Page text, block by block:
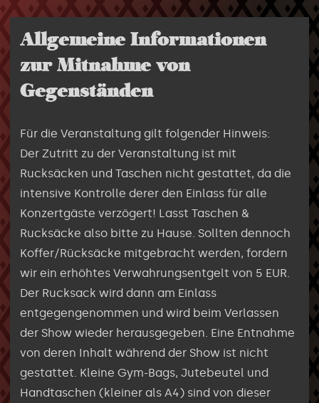
Allgemeine Informationen
zur Mitnahme von
Gegenständen
Für die Veranstaltung gilt folgender Hinweis:
Der Zutritt zu der Veranstaltung ist mit
Rucksäcken und Taschen nicht gestattet, da die
intensive Kontrolle derer den Einlass für alle
Konzertgäste verzögert! Lasst Taschen &
Rucksäcke also bitte zu Hause. Sollten dennoch
Koffer/Rücksäcke mitgebracht werden, fordern
wir ein erhöhtes Verwahrungsentgelt von 5 EUR.
Der Rucksack wird dann am Einlass
entgegengenommen und wird beim Verlassen
der Show wieder herausgegeben. Eine Entnahme
von deren Inhalt während der Show ist nicht
gestattet. Kleine Gym-Bags, Jutebeutel und
Handtaschen (kleiner als A4) sind von dieser